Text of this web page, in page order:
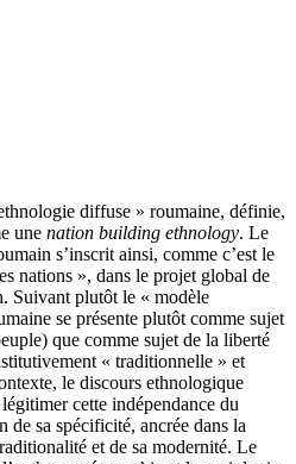
diffuse » roumaine, définie,
une nation building ethnology. Le
s’inscrit ainsi, comme c’est le
nations », dans le projet global de
Suivant plutôt le « modèle
se présente plutôt comme sujet
que comme sujet de la liberté
« traditionnelle » et
le discours ethnologique
cette indépendance du
de sa spécificité, ancrée dans la
et de sa modernité. Le